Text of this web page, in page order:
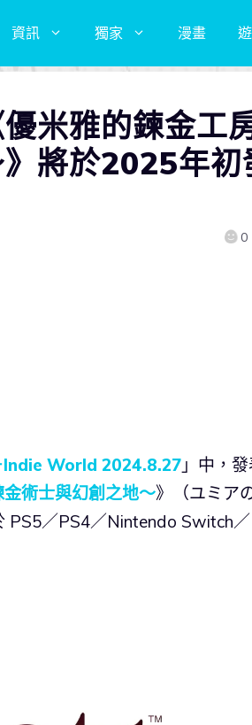
資訊 獨家 漫畫
米雅的鍊金工
將於2025年初
0
World 2024.8.27 」中，
術士與幻創之地～》（ユミア
PS5／PS4／Nintendo Switch／